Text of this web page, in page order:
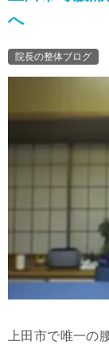
へ
院長の整体ブログ
上田市で唯一の